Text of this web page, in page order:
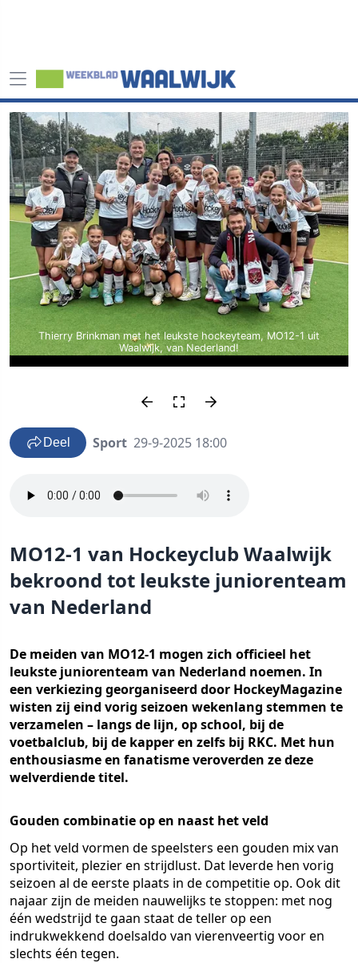
Thierry Brinkman met het leukste hockeyteam, MO12-1 uit
Waalwijk, van Nederland!
Deel Sport 29-9-2025 18:00
MO12-1 van Hockeyclub Waalwijk
bekroond tot leukste juniorenteam
van Nederland
De meiden van MO12-1 mogen zich officieel het
leukste juniorenteam van Nederland noemen. In
een verkiezing georganiseerd door HockeyMagazine
wisten zij eind vorig seizoen wekenlang stemmen te
verzamelen – langs de lijn, op school, bij de
voetbalclub, bij de kapper en zelfs bij RKC. Met hun
enthousiasme en fanatisme veroverden ze deze
welverdiende titel.
Gouden combinatie op en naast het veld
Op het veld vormen de speelsters een gouden mix van
sportiviteit, plezier en strijdlust. Dat leverde hen vorig
seizoen al de eerste plaats in de competitie op. Ook dit
najaar zijn de meiden nauwelijks te stoppen: met nog
één wedstrijd te gaan staat de teller op een
indrukwekkend doelsaldo van vierenveertig voor en
slechts één tegen.